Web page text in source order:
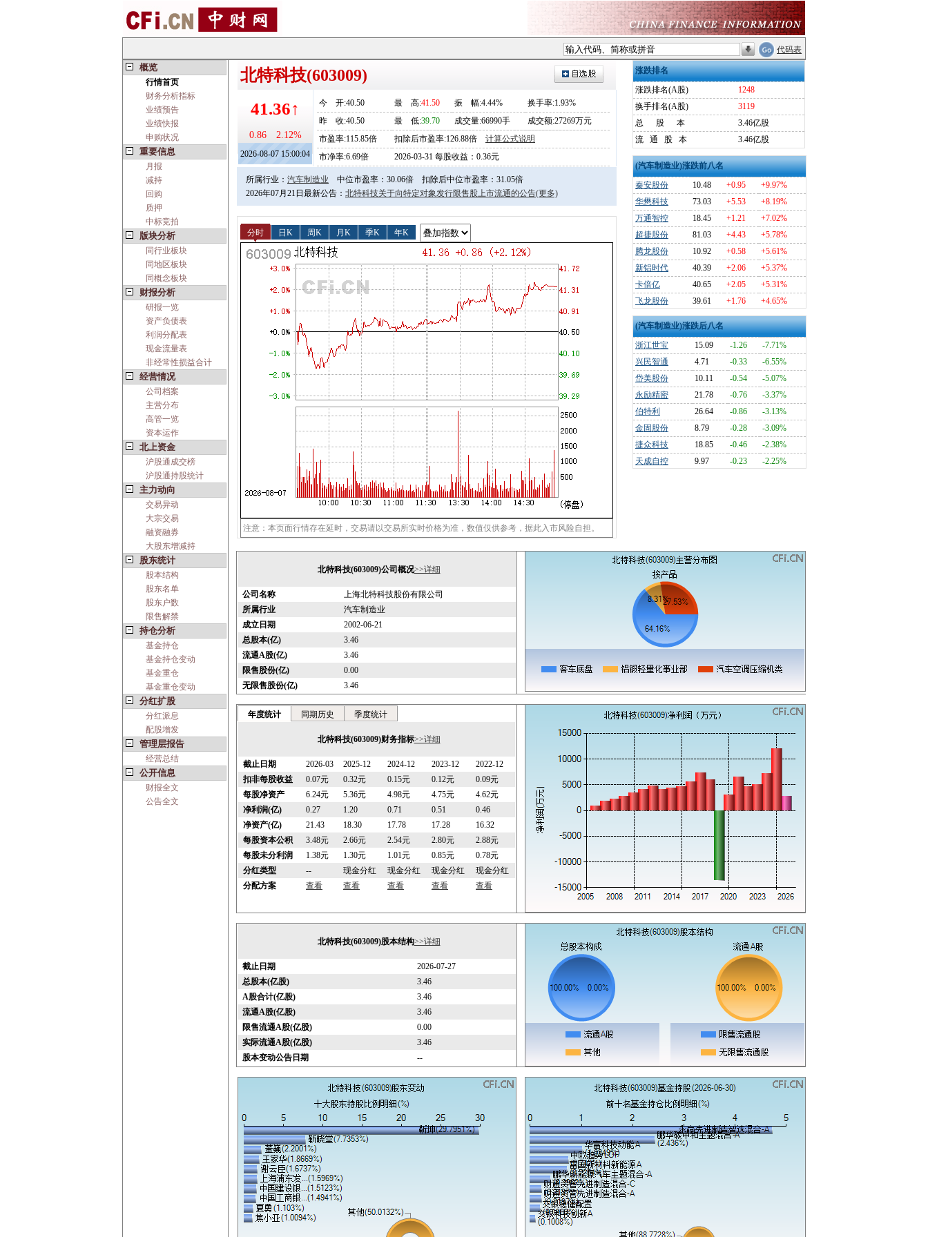
代码表
概览
行情首页
财务分析指标
业绩预告
业绩快报
申购状况
重要信息
月报
减持
回购
质押
中标竞拍
版块分析
同行业板块
同地区板块
同概念板块
财报分析
研报一览
资产负债表
利润分配表
现金流量表
非经常性损益合计
经营情况
公司档案
主营分布
高管一览
资本运作
北上资金
沪股通成交榜
沪股通持股统计
主力动向
交易异动
大宗交易
融资融券
大股东增减持
股东统计
股本结构
股东名单
股东户数
限售解禁
持仓分析
基金持仓
基金持仓变动
基金重仓
基金重仓变动
分红扩股
分红派息
配股增发
管理层报告
经营总结
公开信息
财报全文
公告全文
北特科技(603009)
41.36↑
0.86 2.12%
2026-08-07 15:00:04
今 开:40.50 最 高:41.50 振 幅:4.44%
换手率:1.93%
昨
收:40.50 最 低:39.70 成交量:66990手
成交额:27269万元
市盈率:115.85倍
扣除后市盈率:126.88倍
计算公式说明
市净率:6.69倍
2026-03-31 每股收益：0.36元
所属行业： 汽车制造业 中位市盈率：30.06倍
扣除后中位市盈率：31.05倍
2026年07月21日最新公告： 北特科技关于向特定对象发行限售股上市流通的公告(更多)
分时 日K 周K 月K 季K 年K
注意：本页面行情存在延时，交易请以交易所实时价格为准，数值仅供参考，据此入市风险自担。
涨跌排名
涨跌排名(A股)
1248
换手排名(A股)
3119
总
股 本
3.46亿股
流
通 股 本 3.46亿股
(汽车制造业)涨跌前八名
秦安股份
10.48 +0.95
+9.97%
华懋科技
73.03 +5.53
+8.19%
万通智控
18.45 +1.21
+7.02%
超捷股份
81.03 +4.43
+5.78%
腾龙股份
10.92 +0.58
+5.61%
新铝时代
40.39 +2.06
+5.37%
卡倍亿
40.65 +2.05
+5.31%
飞龙股份
39.61 +1.76 +4.65%
(汽车制造业)涨跌后八名
浙江世宝
15.09 -1.26
-7.71%
兴民智通
4.71 -0.33
-6.55%
岱美股份
10.11 -0.54
-5.07%
永励精密
21.78 -0.76
-3.37%
伯特利
26.64 -0.86
-3.13%
金固股份
8.79 -0.28
-3.09%
捷众科技
18.85 -0.46
-2.38%
天成自控
9.97 -0.23 -2.25%
北特科技(603009)公司概况>>详细
公司名称
上海北特科技股份有限公司
所属行业
汽车制造业
成立日期
2002-06-21
总股本(亿)
3.46
流通A股(亿)
3.46
限售股份(亿)
0.00
无限售股份(亿)
3.46
年度统计 同期历史 季度统计
北特科技(603009)财务指标>>详细
截止日期 2026-03 2025-12 2024-12 2023-12
2022-12
扣非每股收益
0.07元 0.32元 0.15元 0.12元
0.09元
每股净资产
6.24元 5.36元 4.98元 4.75元
4.62元
净利润(亿)
0.27 1.20 0.71 0.51
0.46
净资产(亿)
21.43 18.30 17.78 17.28
16.32
每股资本公积
3.48元 2.66元 2.54元 2.80元
2.88元
每股未分利润
1.38元 1.30元 1.01元 0.85元
0.78元
分红类型
-- 现金分红 现金分红 现金分红
现金分红
分配方案
查看 查看 查看 查看 查看
北特科技(603009)股本结构>>详细
截止日期
2026-07-27
总股本(亿股)
3.46
A股合计(亿股)
3.46
流通A股(亿股)
3.46
限售流通A股(亿股)
0.00
实际流通A股(亿股)
3.46
股本变动公告日期
--